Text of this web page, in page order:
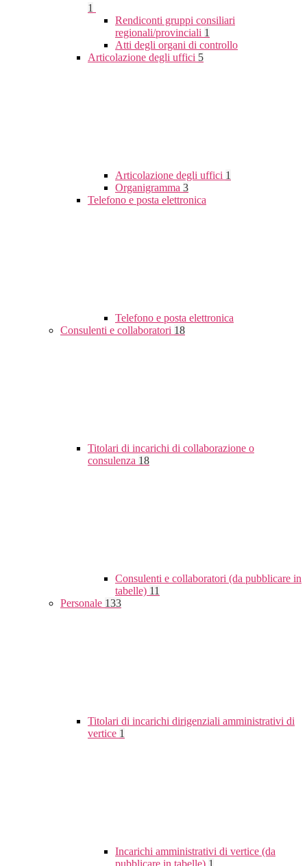
1
Rendiconti gruppi consiliari
regionali/provinciali 1
Atti degli organi di controllo
Articolazione degli uffici 5
Articolazione degli uffici 1
Organigramma 3
Telefono e posta elettronica
Telefono e posta elettronica
Consulenti e collaboratori 18
Titolari di incarichi di collaborazione o
consulenza 18
Consulenti e collaboratori (da pubblicare in
tabelle) 11
Personale 133
Titolari di incarichi dirigenziali amministrativi di
vertice 1
Incarichi amministrativi di vertice (da